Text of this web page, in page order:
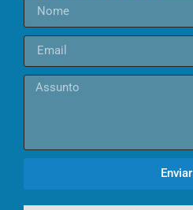
Enviar